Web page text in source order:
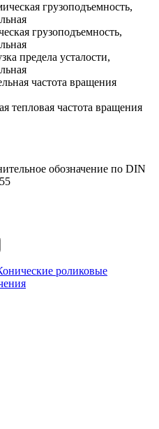
грузоподъемность,
грузоподъемность,
предела усталости,
частота вращения
тепловая частота вращения
обозначение по DIN
роликовые